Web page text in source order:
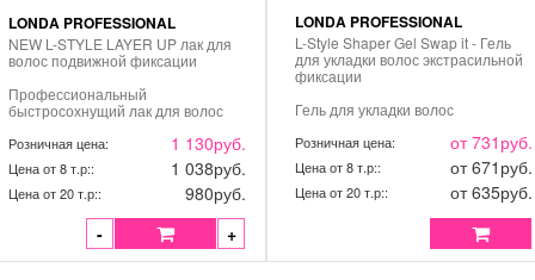
LONDA PROFESSIONAL
NEW L-STYLE LAYER UP лак для
волос подвижной фиксации
Профессиональный
быстросохнущий лак для волос
Обеспечивает долговременную
подвижную фиксацию на 24 часа.
Дарит естественность прически в
течение всего дня. С
микрополимерами 3D-SKULPT
Легко смывается водой и
удаляется при расчесывании.
ПРИМЕНЕНИЕ: Хорошо
Розничная цена: 1 130руб.
Цена от 8 т.р:: 1 038руб.
Цена от 20 т.р:: 980руб.
-
+
LONDA PROFESSIONAL
L-Style Shaper Gel Swap it - Гель
для укладки волос экстрасильной
фиксации
Гель для укладки волос
профессиональное стайлинговое
средство, разработанное
специалистами немецкой
компании Londa. Благодаря
микрополимерам 3D-Sculpt гель
Лонда превосходно подчеркивает
текстуру волос, создавая
Розничная цена: от 731 руб.
Цена от 8 т.р:: от 671 руб.
Цена от 20 т.р:: от 635руб.